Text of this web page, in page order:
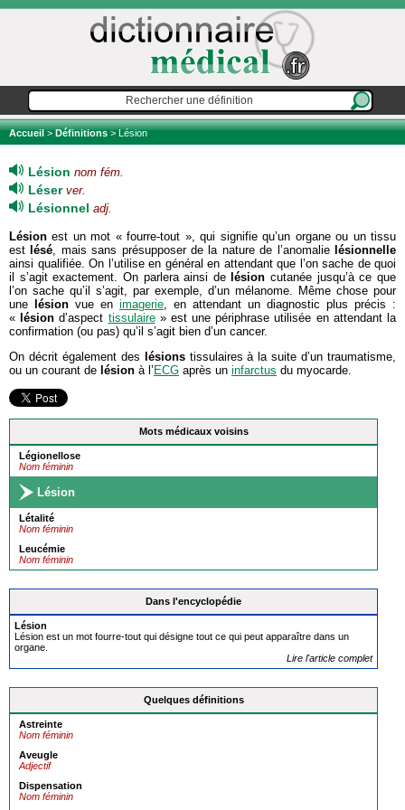
Accueil>Définitions> Lésion
Mots médicaux voisins
Légionellose
Nom féminin
Lésion
Létalité
Nom féminin
Leucémie
Nom féminin
Dans l'encyclopédie
Lésion
Lésion est un mot fourre-tout qui désigne tout ce qui peut apparaître dans un
organe.
Lire l'article complet
Quelques définitions
Astreinte
Nom féminin
Aveugle
Adjectif
Dispensation
Nom féminin
Lésion nom fém.
Léser ver.
Lésionnel adj.
Lésion est un mot « fourre-tout », qui signifie qu’un organe ou un tissu
est lésé, mais sans présupposer de la nature de l’anomalie lésionnelle
ainsi qualifiée. On l’utilise en général en attendant que l’on sache de quoi
il s’agit exactement. On parlera ainsi de lésion cutanée jusqu’à ce que
l’on sache qu’il s’agit, par exemple, d’un mélanome. Même chose pour
une
lésion vue en imagerie, en attendant un diagnostic plus précis :
« lésion d’aspect tissulaire» est une périphrase utilisée en attendant la
confirmation (ou pas) qu’il s’agit bien d’un cancer.
On décrit également des
lésionstissulaires à la suite d’un traumatisme,
ou un courant de lésion à l’ ECG après un infarctus du myocarde.